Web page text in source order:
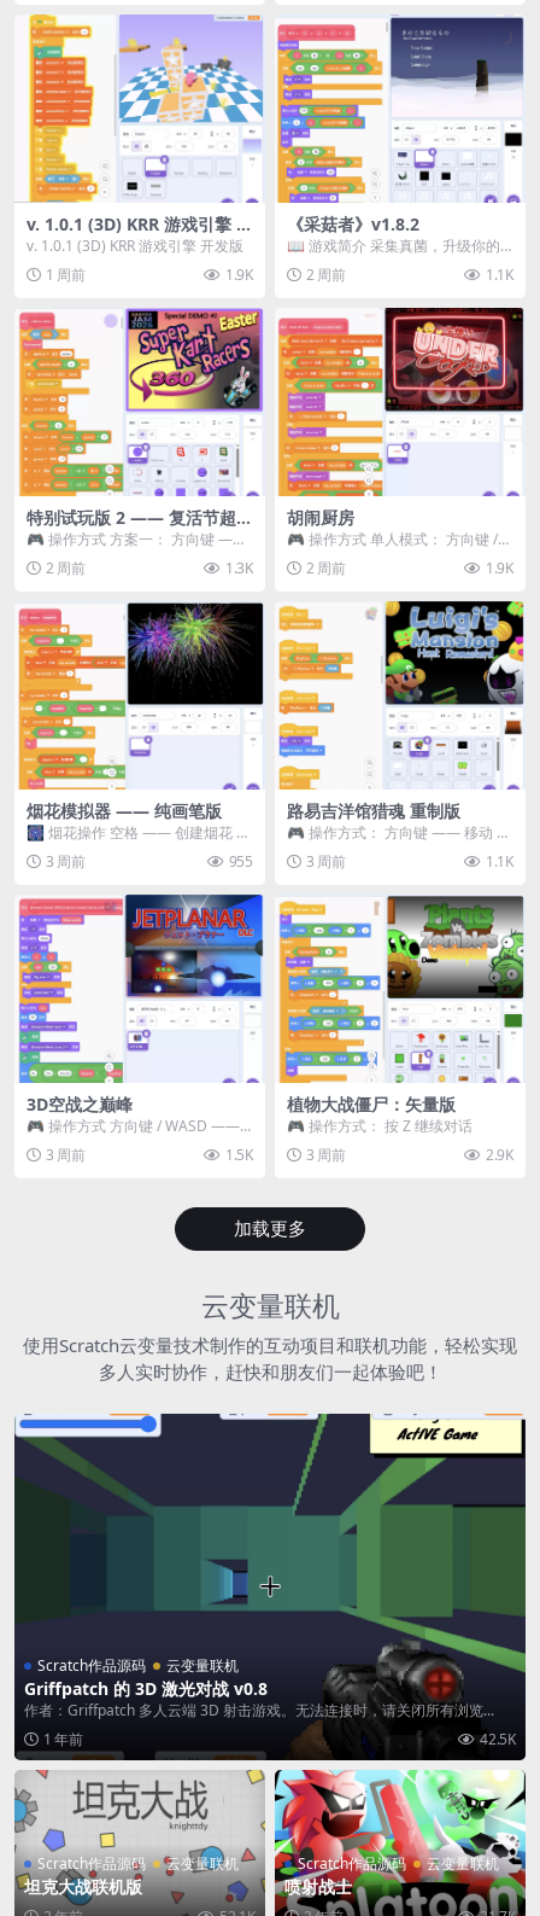
v. 1.0.1 (3D) KRR 游戏引擎 开
发版
v. 1.0.1 (3D) KRR 游戏引擎 开发版
1 周前
1.9K
《采菇者》v1.8.2
📖 游戏简介 采集真菌，升级你的
机体，并前往未知领域探索。 这是
一款静谧的探索冒...
2 周前 1.1K
特别试玩版 2 —— 复活节超级
卡丁车赛
🎮 操作方式 方案一： 方向键 ——
移动 Z —— 跳跃 / 漂移 方案二： ...
2 周前 1.3K
胡闹厨房
🎮 操作方式 单人模式： 方向键 /
WASD —— 移动 Z / K —— 抓...
2 周前 1.9K
烟花模拟器 —— 纯画笔版
🎆 烟花操作 空格 —— 创建烟花 1
~ 3 —— 切换烟花类型 普通烟花
嘶...3 周前 955
路易吉洋馆猎魂 重制版
🎮 操作方式： 方向键 —— 移动 &
跳跃 空格 —— 打开宝箱 将你...
3 周前 1.1K
3D空战之巅峰
🎮 操作方式 方向键 / WASD ——
移动 Z / K —— 射击 / 攻击...
3 周前 1.5K
植物大战僵尸：矢量版
🎮 操作方式： 按 Z 继续对话
3 周前
2.9K
加载更多
云变量联机
使用Scratch云变量技术制作的互动项目和联机功能，轻松实现
多人实时协作，赶快和朋友们一起体验吧！
Scratch作品源码 云变量联机
Griffpatch 的 3D 激光对战 v0.8
作者：Griffpatch 多人云端 3D 射击游戏。无法连接时，请关闭所有浏览...
1 年前
42.5K
Scratch作品源码 云变量联机
坦克大战联机版
Scratch作品源码 云变量联机
喷射战士